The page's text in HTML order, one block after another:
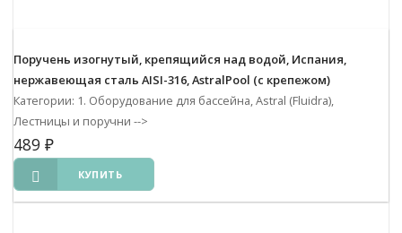
Поручень изогнутый, крепящийся над водой, Испания,
нержавеющая сталь AISI-316, AstralPool (с крепежом)
Категории: 1. Оборудование для бассейна, Astral (Fluidra),
Лестницы и поручни -->
489 ₽
КУПИТЬ